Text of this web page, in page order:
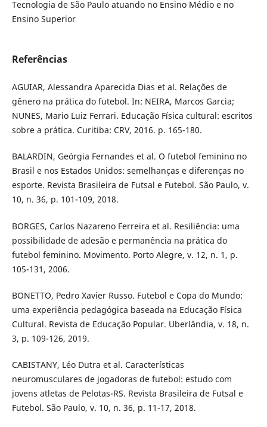
Tecnologia de São Paulo atuando no Ensino Médio e no
Ensino Superior
Referências
AGUIAR, Alessandra Aparecida Dias et al. Relações de
gênero na prática do futebol. In: NEIRA, Marcos Garcia;
NUNES, Mario Luiz Ferrari. Educação Física cultural: escritos
sobre a prática. Curitiba: CRV, 2016. p. 165-180.
BALARDIN, Geórgia Fernandes et al. O futebol feminino no
Brasil e nos Estados Unidos: semelhanças e diferenças no
esporte. Revista Brasileira de Futsal e Futebol. São Paulo, v.
10, n. 36, p. 101-109, 2018.
BORGES, Carlos Nazareno Ferreira et al. Resiliência: uma
possibilidade de adesão e permanência na prática do
futebol feminino. Movimento. Porto Alegre, v. 12, n. 1, p.
105-131, 2006.
BONETTO, Pedro Xavier Russo. Futebol e Copa do Mundo:
uma experiência pedagógica baseada na Educação Física
Cultural. Revista de Educação Popular. Uberlândia, v. 18, n.
3, p. 109-126, 2019.
CABISTANY, Léo Dutra et al. Características
neuromusculares de jogadoras de futebol: estudo com
jovens atletas de Pelotas-RS. Revista Brasileira de Futsal e
Futebol. São Paulo, v. 10, n. 36, p. 11-17, 2018.